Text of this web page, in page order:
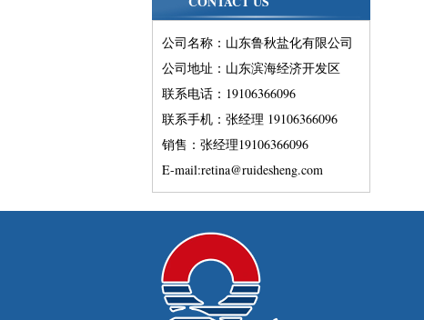
公司名称：山东鲁秋盐化有限公司
公司地址：山东滨海经济开发区
联系电话：19106366096
联系手机：张经理 19106366096
销售：张经理19106366096
E-mail:retina@ruidesheng.com